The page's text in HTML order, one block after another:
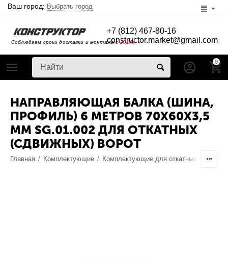
Ваш город: Выбрать город
Соблюдаем сроки доставки и монтажа с2014г
+7 (812) 467-80-16
constructor.market@gmail.com
0
НАПРАВЛЯЮЩАЯ БАЛКА (ШИНА,
ПРОФИЛЬ) 6 МЕТРОВ 70X60X3,5
ММ SG.01.002 ДЛЯ ОТКАТНЫХ
(СДВИЖНЫХ) ВОРОТ
Главная / Комплектующие / Комплектующие для откатных ворот